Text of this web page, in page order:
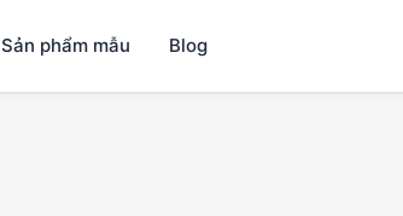
Sản phẩm mẫu Blog